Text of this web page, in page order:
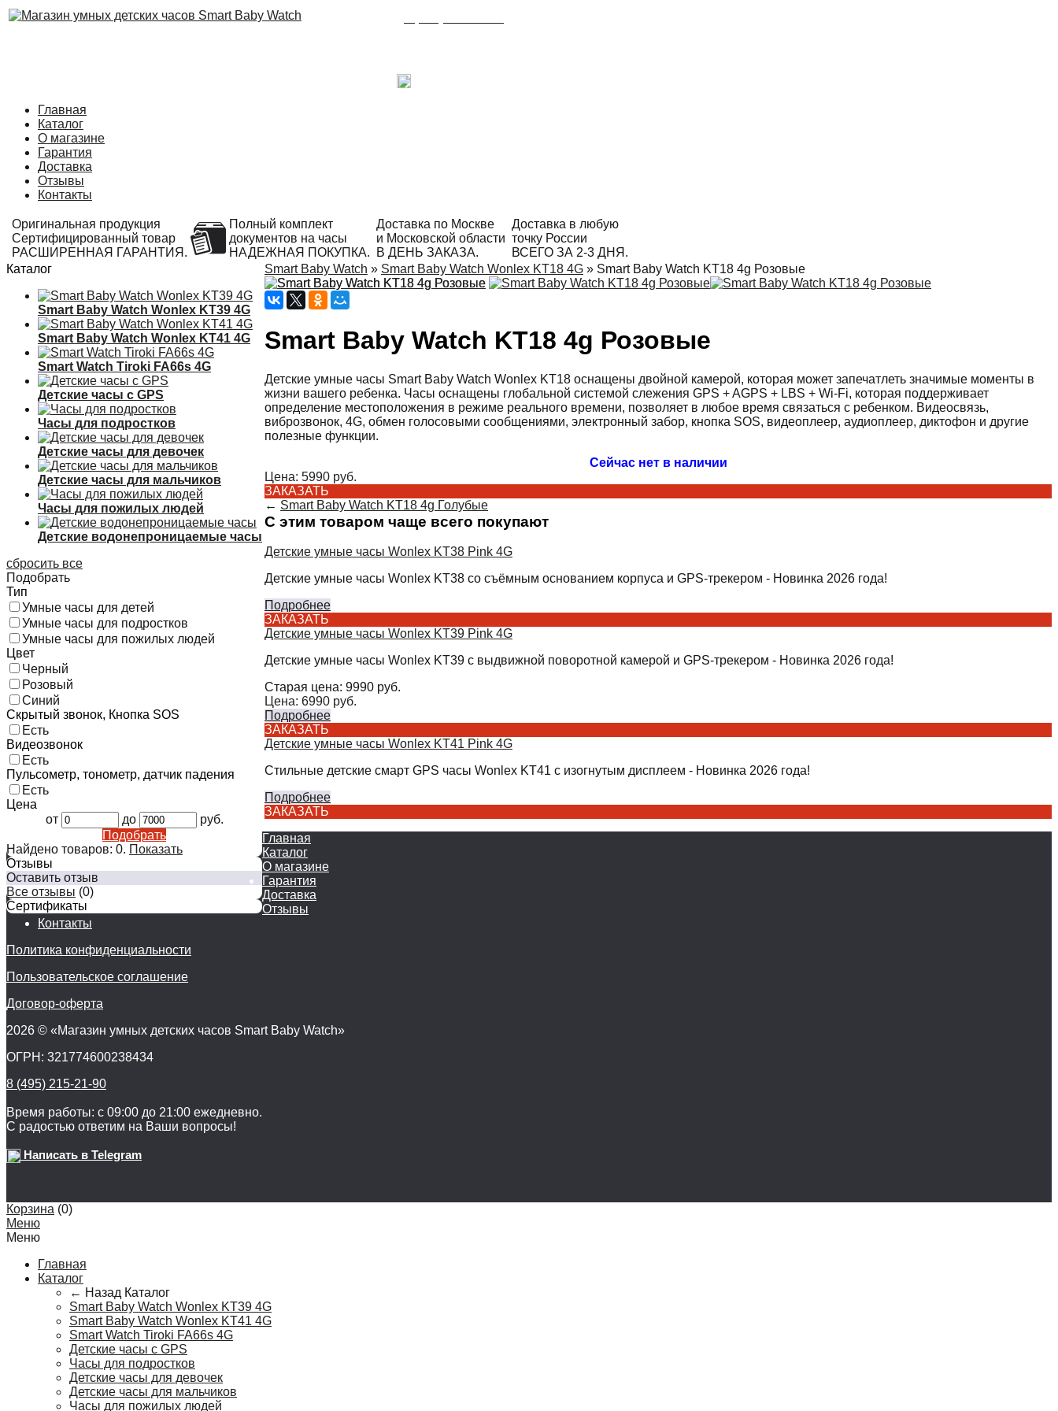
Главная
Каталог
О магазине
Гарантия
Доставка
Отзывы
Контакты
Оригинальная продукция
Сертифицированный товар
РАСШИРЕННАЯ ГАРАНТИЯ.
Полный комплект
документов на часы
НАДЕЖНАЯ ПОКУПКА.
Доставка по Москве
и Московской области
В ДЕНЬ ЗАКАЗА.
Доставка в любую
точку России
ВСЕГО ЗА 2-3 ДНЯ.
Каталог
Smart Baby Watch Wonlex KT39 4G
Smart Baby Watch Wonlex KT41 4G
Smart Watch Tiroki FA66s 4G
Детские часы с GPS
Часы для подростков
Детские часы для девочек
Детские часы для мальчиков
Часы для пожилых людей
Детские водонепроницаемые часы
сбросить все
Подобрать
Тип
Умные часы для детей
Умные часы для подростков
Умные часы для пожилых людей
Цвет
Черный
Розовый
Синий
Скрытый звонок, Кнопка SOS
Есть
Видеозвонок
Есть
Пульсометр, тонометр, датчик падения
Есть
Цена
от
до
руб.
Подобрать
Найдено товаров: 0. Показать
Отзывы
Оставить отзыв
Все отзывы (0)
Сертификаты
Smart Baby Watch » Smart Baby Watch Wonlex KT18 4G » Smart Baby Watch KT18 4g Розовые
Smart Baby Watch KT18 4g Розовые
Детские умные часы Smart Baby Watch Wonlex KT18 оснащены двойной камерой, которая может запечатлеть значимые моменты в
жизни вашего ребенка. Часы оснащены глобальной системой слежения GPS + AGPS + LBS + Wi-Fi, которая поддерживает
определение местоположения в режиме реального времени, позволяет в любое время связаться с ребенком. Видеосвязь,
виброзвонок, 4G, обмен голосовыми сообщениями, электронный забор, кнопка SOS, видеоплеер, аудиоплеер, диктофон и другие
полезные функции.
Сейчас нет в наличии
Цена: 5990 руб.
ЗАКАЗАТЬ
← Smart Baby Watch KT18 4g Голубые
С этим товаром чаще всего покупают
Детские умные часы Wonlex KT38 Pink 4G
Детские умные часы Wonlex KT38 со съёмным основанием корпуса и GPS-трекером - Новинка 2026 года!
Подробнее
ЗАКАЗАТЬ
Детские умные часы Wonlex KT39 Pink 4G
Детские умные часы Wonlex KT39 с выдвижной поворотной камерой и GPS-трекером - Новинка 2026 года!
Старая цена: 9990 руб.
Цена: 6990 руб.
Подробнее
ЗАКАЗАТЬ
Детские умные часы Wonlex KT41 Pink 4G
Стильные детские смарт GPS часы Wonlex KT41 с изогнутым дисплеем - Новинка 2026 года!
Подробнее
ЗАКАЗАТЬ
Главная
Каталог
О магазине
Гарантия
Доставка
Отзывы
Контакты
Политика конфиденциальности
Пользовательское соглашение
Договор-оферта
2026 © «Магазин умных детских часов Smart Baby Watch»
ОГРН: 321774600238434
8 (495) 215-21-90
Время работы: с 09:00 до 21:00 ежедневно.
С радостью ответим на Ваши вопросы!
Написать в Telegram
Корзина (0)
Меню
Меню
Главная
Каталог
← Назад Каталог
Smart Baby Watch Wonlex KT39 4G
Smart Baby Watch Wonlex KT41 4G
Smart Watch Tiroki FA66s 4G
Детские часы с GPS
Часы для подростков
Детские часы для девочек
Детские часы для мальчиков
Часы для пожилых людей